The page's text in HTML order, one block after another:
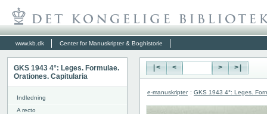
www.kb.dk Center for Manuskripter & Boghistorie
GKS 1943 4°: Leges. Formulae.
Orationes. Capitularia
Indledning
A recto
|< < > >|
e-manuskripter : GKS 1943 4°: Leges.